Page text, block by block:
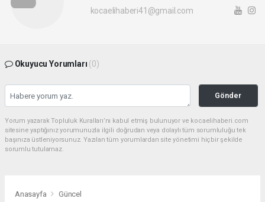
kocaelihaberi41@gmail.com
Okuyucu Yorumları (0)
Gönder
Yorum yazarak Topluluk Kuralları’nı kabul etmiş bulunuyor ve kocaelihaberi.com
sitesine yaptığınız yorumunuzla ilgili doğrudan veya dolaylı tüm sorumluluğu tek
başınıza üstleniyorsunuz. Yazılan tüm yorumlardan site yönetimi hiçbir şekilde
sorumlu tutulamaz.
Anasayfa Güncel